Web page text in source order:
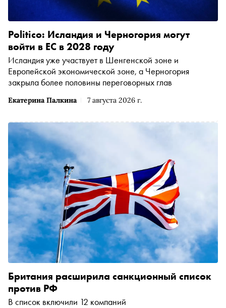
Екатерина Палкина 7 августа 2026 г.
Politico: Исландия и Черногория могут
войти в ЕС в 2028 году
Исландия уже участвует в Шенгенской зоне и
Европейской экономической зоне, а Черногория
закрыла более половины переговорных глав
Британия расширила санкционный список
против РФ
В список включили 12 компаний